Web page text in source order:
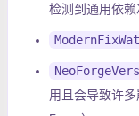
检测到通用依赖
用且会导致许